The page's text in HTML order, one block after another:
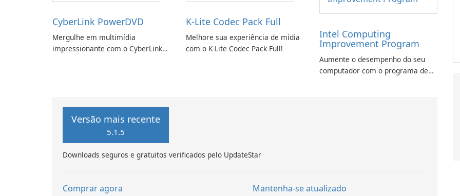
CyberLink PowerDVD
Mergulhe em multimídia
impressionante com o CyberLink
K-Lite Codec Pack Full
Melhore sua experiência de mídia
com o K-Lite Codec Pack Full!
Intel Computing
Improvement Program
Aumente o desempenho do seu
computador com o programa de
Versão mais recente
5.1.5
Downloads seguros e gratuitos verificados pelo UpdateStar
Comprar agora Mantenha-se atualizado